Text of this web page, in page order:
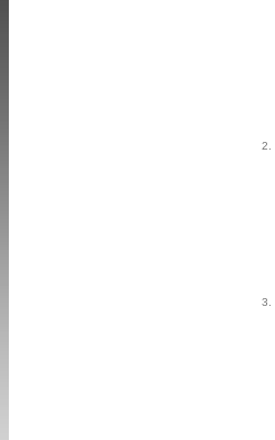
2.
3.